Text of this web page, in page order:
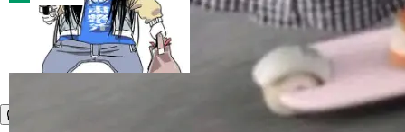
装完即用。 开源地址：Gitee · GitCode · GitHu
b 安装 支持 Java 8+（8~26）、macOS / Linu
x / Windows / Harmony PC。 # macOS / Linu
x / Harmony PC curl -fsSL https://solon.noea
体。企业级代码仓库通常包含数十万乃至数百万
个文件，其规模远超单次模型调用可承载的上下
文窗口。随着项目规模的持续扩张与代码历史的
不断累积，代码仓中的模块关系、接口契约、业
务逻辑等关键信息往往分散于数十乃至数百个文
件之中，形成高度复杂的知识关联网络。传统的